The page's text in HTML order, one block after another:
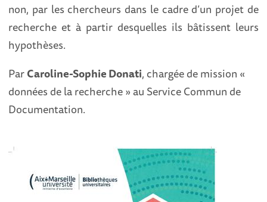
non, par les chercheurs dans le cadre d’un projet de
recherche et à partir desquelles ils bâtissent leurs
hypothèses.
ParCaroline-Sophie Donati, chargée de mission «
données de la recherche » au Service Commun de
Documentation.